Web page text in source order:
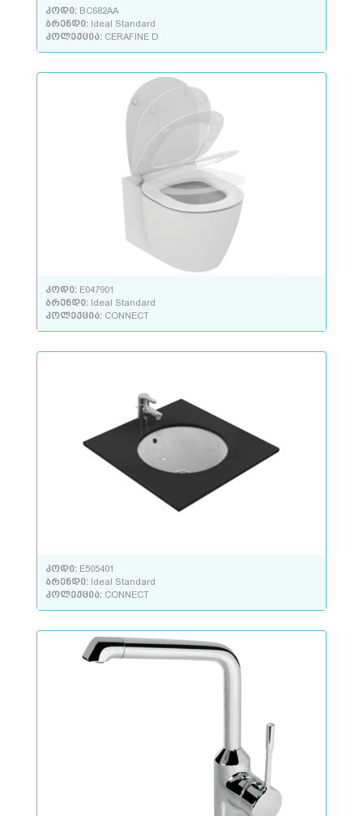
კოდი: BC682AA
ბრენდი: Ideal Standard
კოლექცია: CERAFINE D
კოდი: E047901
ბრენდი: Ideal Standard
კოლექცია: CONNECT
კოდი: E505401
ბრენდი: Ideal Standard
კოლექცია: CONNECT